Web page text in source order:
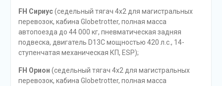
FH Сириус(седельный тягач 4х2 для магистральных
перевозок, кабина Globetrotter, полная масса
автопоезда до 44 000 кг, пневматическая задняя
подвеска, двигатель D13C мощностью 420 л.с., 14-
ступенчатая механическая КП, ESP);
FH Орион (седельный тягач 4х2 для магистральных
перевозок, кабина Globetrotter, полная масса